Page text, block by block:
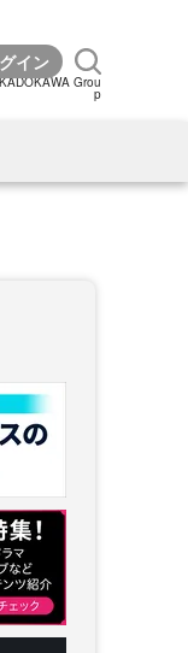
KADOKAWA Grou
p